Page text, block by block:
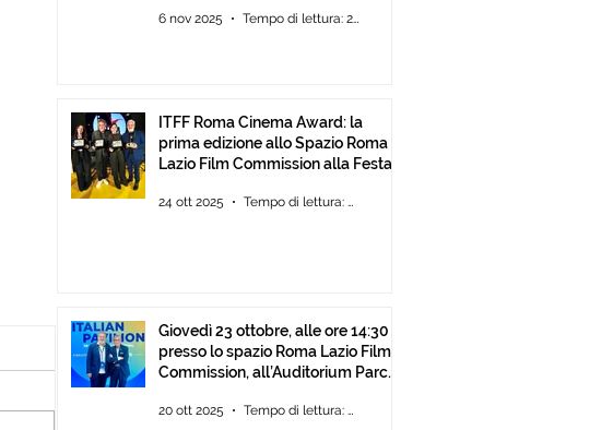
6 nov 2025 Tempo di lettura: 2 min
ITFF Roma Cinema Award: la
prima edizione allo Spazio Roma
Lazio Film Commission alla Festa
24 ott 2025 Tempo di lettura: 2 min
Giovedì 23 ottobre, alle ore 14:30
presso lo spazio Roma Lazio Film
Commission, all’Auditorium Parco
degli ITFF Roma Cinema Award
20 ott 2025 Tempo di lettura: 2 min